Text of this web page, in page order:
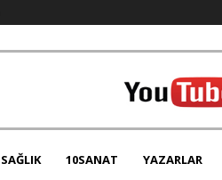
SAĞLIK 10SANAT YAZARLAR